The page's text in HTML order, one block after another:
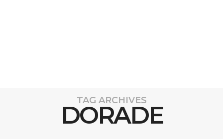
TAG ARCHIVES
DORADE